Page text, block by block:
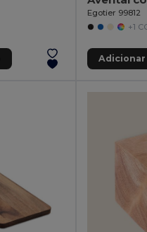
Egotier 99812
+1
Adicionar